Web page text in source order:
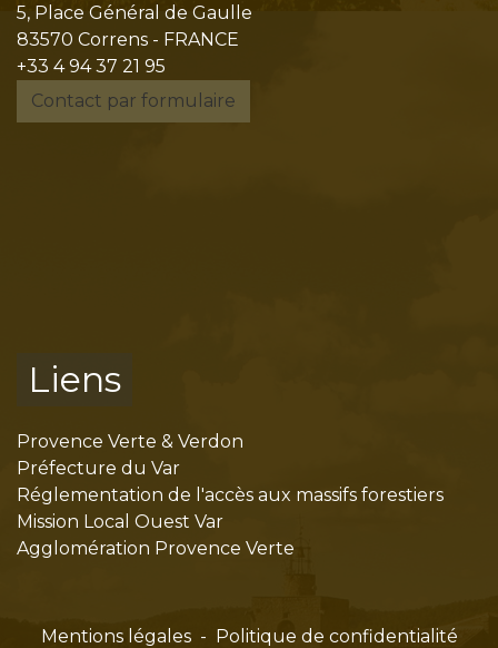
5, Place Général de Gaulle
83570 Correns - FRANCE
+33 4 94 37 21 95
Contact par formulaire
Liens
Provence Verte & Verdon
Préfecture du Var
Réglementation de l'accès aux massifs forestiers
Mission Local Ouest Var
Agglomération Provence Verte
Mentions légales - Politique de confidentialité